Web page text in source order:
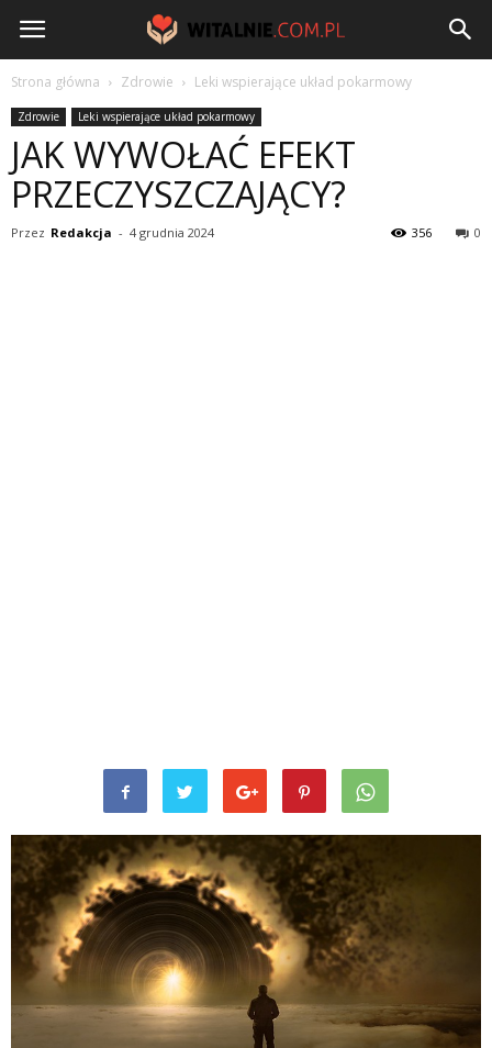
Witalnie.com.pl
Strona główna Zdrowie Leki wspierające układ pokarmowy
Zdrowie Leki wspierające układ pokarmowy
JAK WYWOŁAĆ EFEKT
PRZECZYSZCZAJĄCY?
Przez Redakcja - 4 grudnia 2024 0
356